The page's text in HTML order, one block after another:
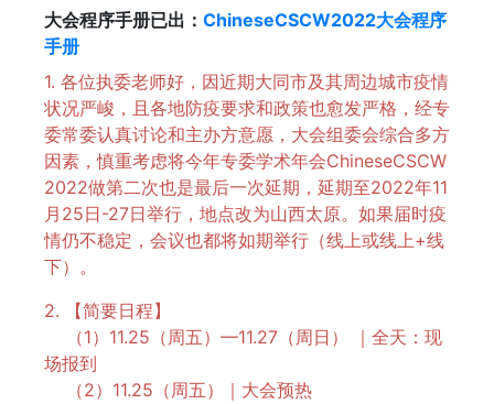
大会程序手册已出： ChineseCSCW2022大会程序
手册
1. 各位执委老师好，因近期大同市及其周边城市疫情
状况严峻，且各地防疫要求和政策也愈发严格，经专
委常委认真讨论和主办方意愿，大会组委会综合多方
因素，慎重考虑将今年专委学术年会ChineseCSCW
2022做第二次也是最后一次延期，延期至2022年11
月25日-27日举行，地点改为山西太原。如果届时疫
情仍不稳定，会议也都将如期举行（线上或线上+线
下）。
2. 【简要日程】
（1）11.25（周五）—11.27（周日） ｜全天：现
场报到
（2）11.25（周五）｜大会预热